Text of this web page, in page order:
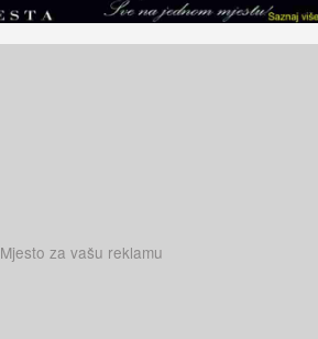
Mjesto za vašu reklamu